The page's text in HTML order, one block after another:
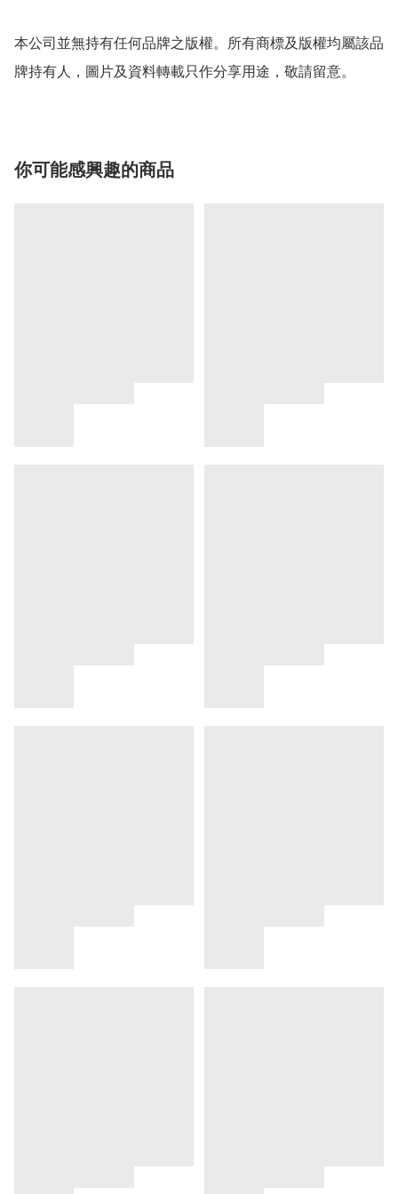
本公司並無持有任何品牌之版權。所有商標及版權均屬該品
牌持有人，圖片及資料轉載只作分享用途，敬請留意。
你可能感興趣的商品